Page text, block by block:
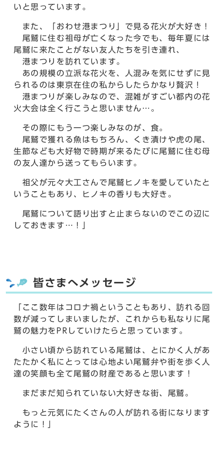
いと思っています。
また、「おわせ港まつり」で見る花火が大好き！
尾鷲に住む祖母が亡くなった今でも、毎年夏には
尾鷲に来たことがない友人たちを引き連れ、
港まつりを訪れています。
あの規模の立派な花火を、人混みを気にせずに見
られるのは東京在住の私からしたらかなり贅沢！
港まつりが楽しみなので、混雑がすごい都内の花
火大会は全く行こうと思いません…。
その際にもう一つ楽しみなのが、食。
尾鷲で獲れる魚はもちろん、くき漬けや虎の尾、
生節なども大好物で時期が来るたびに尾鷲に住む母
の友人達から送ってもらいます。
祖父が元々大工さんで尾鷲ヒノキを愛していたと
いうこともあり、ヒノキの香りも大好き。
尾鷲について語り出すと止まらないのでこの辺に
しておきます…！」
皆さまへメッセージ
「ここ数年はコロナ禍ということもあり、訪れる回
数が減ってしまいましたが、これからも私なりに尾
鷲の魅力をPRしていけたらと思っています。
小さい頃から訪れている尾鷲は、とにかく人があ
たたかく私にとっては心地よい尾鷲弁や街を歩く人
達の笑顔も全て尾鷲の財産であると思います！
まだまだ知られていない大好きな街、尾鷲。
もっと元気にたくさんの人が訪れる街になります
ように！」